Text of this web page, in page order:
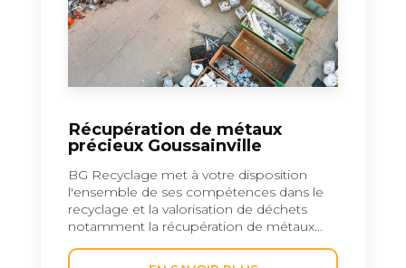
Récupération de métaux
précieux Goussainville
BG Recyclage met à votre disposition
l'ensemble de ses compétences dans le
recyclage et la valorisation de déchets
notamment la récupération de métaux...